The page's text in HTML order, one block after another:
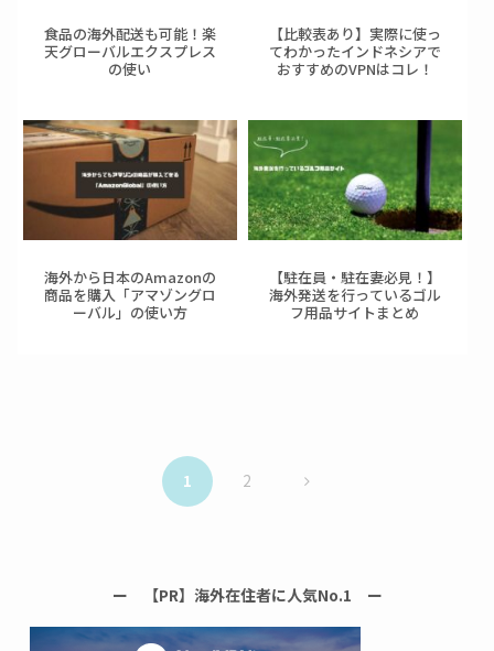
食品の海外配送も可能！楽
天グローバルエクスプレス
の使い
【比較表あり】実際に使っ
てわかったインドネシアで
おすすめのVPNはコレ！
海外から日本のAmazonの
商品を購入「アマゾングロ
ーバル」の使い方
【駐在員・駐在妻必見！】
海外発送を行っているゴル
フ用品サイトまとめ
1 2 次
ー 【PR】海外在住者に人気No.1 ー